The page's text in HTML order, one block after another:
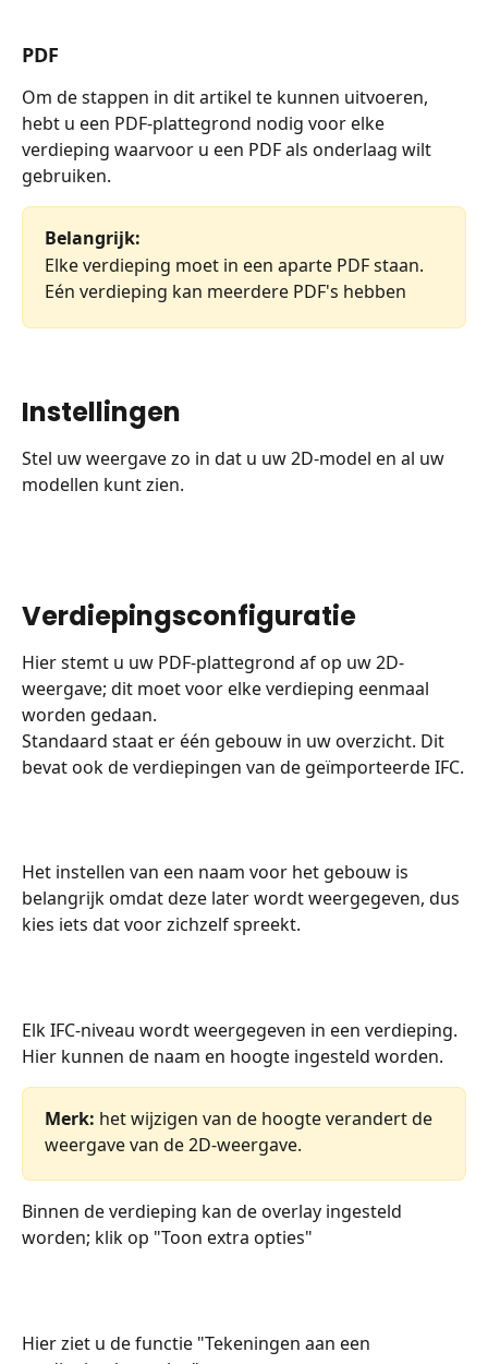
PDF
Om de stappen in dit artikel te kunnen uitvoeren,
hebt u een PDF-plattegrond nodig voor elke
verdieping waarvoor u een PDF als onderlaag wilt
gebruiken.
Belangrijk:
Elke verdieping moet in een aparte PDF staan.
Eén verdieping kan meerdere PDF's hebben
Instellingen
Stel uw weergave zo in dat u uw 2D-model en al uw
modellen kunt zien.
Verdiepingsconfiguratie
Hier stemt u uw PDF-plattegrond af op uw 2D-
weergave; dit moet voor elke verdieping eenmaal
worden gedaan.
Standaard staat er één gebouw in uw overzicht. Dit
bevat ook de verdiepingen van de geïmporteerde IFC.
Het instellen van een naam voor het gebouw is
belangrijk omdat deze later wordt weergegeven, dus
kies iets dat voor zichzelf spreekt.
Elk IFC-niveau wordt weergegeven in een verdieping.
Hier kunnen de naam en hoogte ingesteld worden.
Merk: het wijzigen van de hoogte verandert de
weergave van de 2D-weergave.
Binnen de verdieping kan de overlay ingesteld
worden; klik op "Toon extra opties"
Hier ziet u de functie "Tekeningen aan een